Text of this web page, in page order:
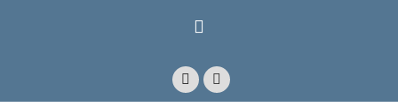
FacebookE-
Mail